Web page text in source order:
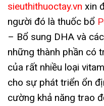
sieuthithuoctay.vn xin
người đó là thuốc bổ
– Bổ sung DHA và
những thành phần có
của rất nhiều loại
cho sự phát triển ổn
cường khả năng trao